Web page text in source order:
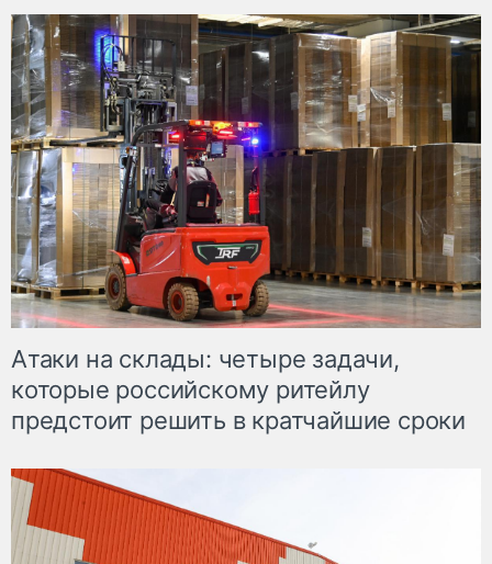
Атаки на склады: четыре задачи,
которые российскому ритейлу
предстоит решить в кратчайшие сроки